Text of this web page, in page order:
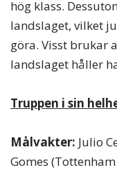
hög klass.
landslaget, vilket
göra. Visst brukar
landslaget håller
Truppen i sin
Målvakter: Julio
Gomes